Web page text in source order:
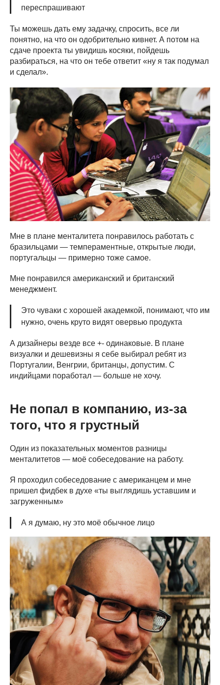
переспрашивают
Ты можешь дать ему задачку, спросить, все ли
понятно, на что он одобрительно кивнет. А потом на
сдаче проекта ты увидишь косяки, пойдешь
разбираться, на что он тебе ответит «ну я так подумал
и сделал».
Мне в плане менталитета понравилось работать с
бразильцами — темпераментные, открытые люди,
португальцы — примерно тоже самое.
Мне понравился американский и британский
менеджмент.
Это чуваки с хорошей академкой, понимают, что им
нужно, очень круто видят овервью продукта
А дизайнеры везде все +- одинаковые. В плане
визуалки и дешевизны я себе выбирал ребят из
Португалии, Венгрии, британцы, допустим. С
индийцами поработал — больше не хочу.
Не попал в компанию, из-за
того, что я грустный
Один из показательных моментов разницы
менталитетов — моё собеседование на работу.
Я проходил собеседование с американцем и мне
пришел фидбек в духе «ты выглядишь уставшим и
загруженным»
А я думаю, ну это моё обычное лицо